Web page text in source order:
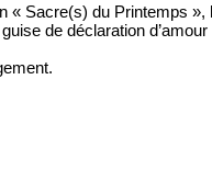
« Sacre(s) du Printemps
de déclaration